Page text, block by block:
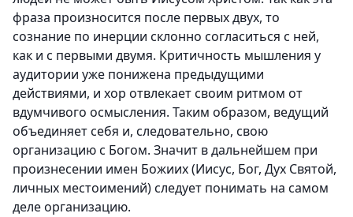
фраза произносится после первых двух, то
сознание по инерции склонно согласиться с ней,
как и с первыми двумя. Критичность мышления у
аудитории уже понижена предыдущими
действиями, и хор отвлекает своим ритмом от
вдумчивого осмысления. Таким образом, ведущий
объединяет себя и, следовательно, свою
организацию с Богом. Значит в дальнейшем при
произнесении имен Божиих (Иисус, Бог, Дух Святой,
личных местоимений) следует понимать на самом
деле организацию.